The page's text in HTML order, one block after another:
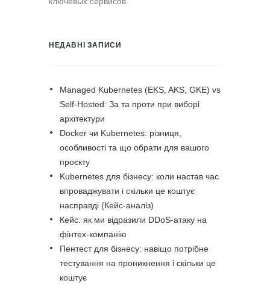
НЕДАВНІ ЗАПИСИ
Managed Kubernetes (EKS, AKS, GKE) vs
Self-Hosted: За та проти при виборі
архітектури
Docker чи Kubernetes: різниця,
особливості та що обрати для вашого
проєкту
Kubernetes для бізнесу: коли настав час
впроваджувати і скільки це коштує
насправді (Кейс-аналіз)
Кейс: як ми відразили DDoS-атаку на
фінтех-компанію
Пентест для бізнесу: навіщо потрібне
тестування на проникнення і скільки це
коштує